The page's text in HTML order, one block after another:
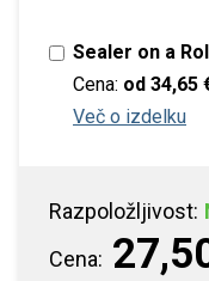
Sealer on a
Cena: od 34,65
Več o izdelku
Razpoložljivost:
Cena: